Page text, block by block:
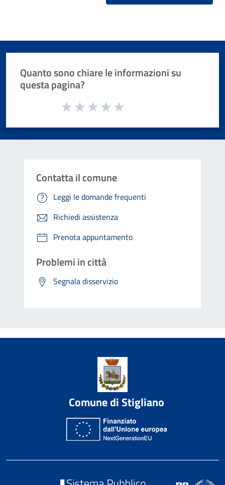
Quanto sono chiare le informazioni su
questa pagina?
Valuta da 1 a 5 stelle la pagina
Contatta il comune
Leggi le domande frequenti
Richiedi assistenza
Prenota appuntamento
Problemi in città
Segnala disservizio
Comune di Stigliano